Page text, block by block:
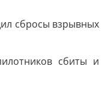
сбросы взрывных
сбиты и